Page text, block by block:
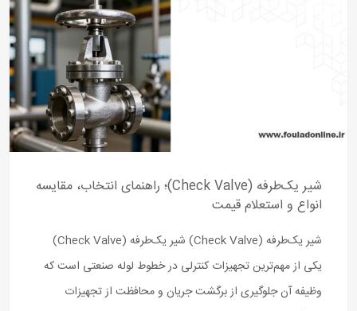
شیر یک‌طرفه (Check Valve)؛ راهنمای انتخاب، مقایسه
انواع و استعلام قیمت
شیر یک‌طرفه (Check Valve) شیر یک‌طرفه (Check Valve)
یکی از مهم‌ترین تجهیزات کنترلی در خطوط لوله صنعتی است که
وظیفه آن جلوگیری از برگشت جریان و محافظت از تجهیزات